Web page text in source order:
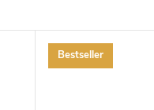
Bestseller